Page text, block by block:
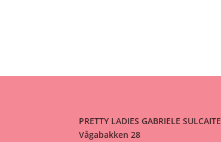
PRETTY LADIES GABRIELE SULCAITE
Vågabakken 28